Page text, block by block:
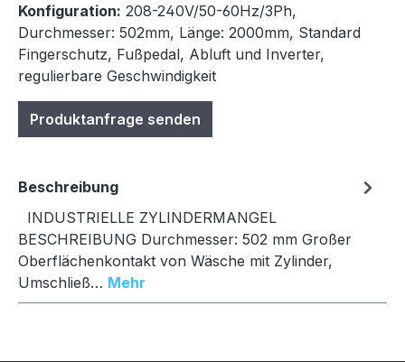
Konfiguration: 208-240V/50-60Hz/3Ph,
Durchmesser: 502mm, Länge: 2000mm, Standard
Fingerschutz, Fußpedal, Abluft und Inverter,
regulierbare Geschwindigkeit
Produktanfrage senden
Beschreibung
INDUSTRIELLE ZYLINDERMANGEL
BESCHREIBUNG Durchmesser: 502 mm Großer
Oberflächenkontakt von Wäsche mit Zylinder,
Umschließ… Mehr